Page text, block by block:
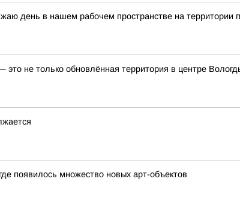
день в нашем рабочем пространстве на территории
не только обновлённая территория в центре
появилось множество новых арт-объектов